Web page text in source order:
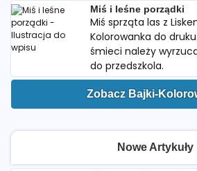
Miś i leśne porządki
Miś sprząta las z
Kolorowanka do
śmieci należy
do przedszkola.
Zobacz Bajki-
Nowe Artykuły